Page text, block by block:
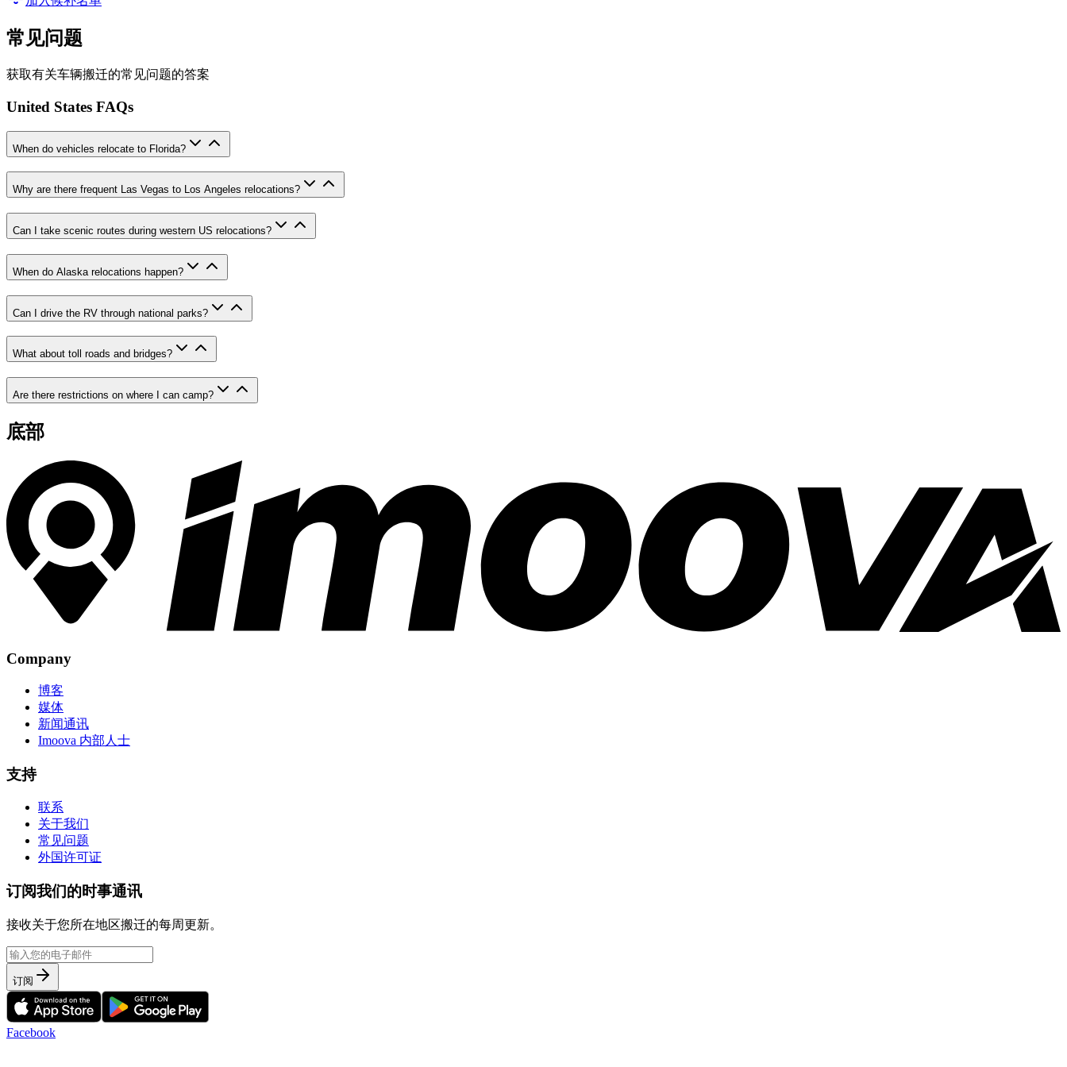
常见问题
获取有关车辆搬迁的常见问题的答案
United States FAQs
When do vehicles relocate to Florida?
Why are there frequent Las Vegas to Los Angeles relocations?
Can I take scenic routes during western US relocations?
When do Alaska relocations happen?
Can I drive the RV through national parks?
What about toll roads and bridges?
Are there restrictions on where I can camp?
底部
Company
博客
媒体
新闻通讯
Imoova 内部人士
支持
联系
关于我们
常见问题
外国许可证
订阅我们的时事通讯
接收关于您所在地区搬迁的每周更新。
订阅
Facebook